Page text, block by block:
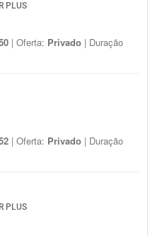
PLUS
| Oferta: Privado | Duração
| Oferta: Privado | Duração
PLUS